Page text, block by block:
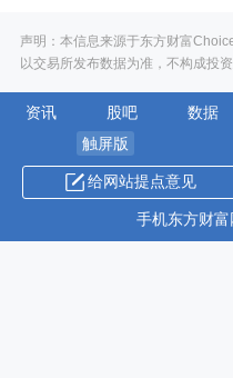
声明：本信息来源于东方财富
以交易所发布数据为准，不构成投资
资讯 股吧 数据
触屏版
给网站提点意见
手机东方财